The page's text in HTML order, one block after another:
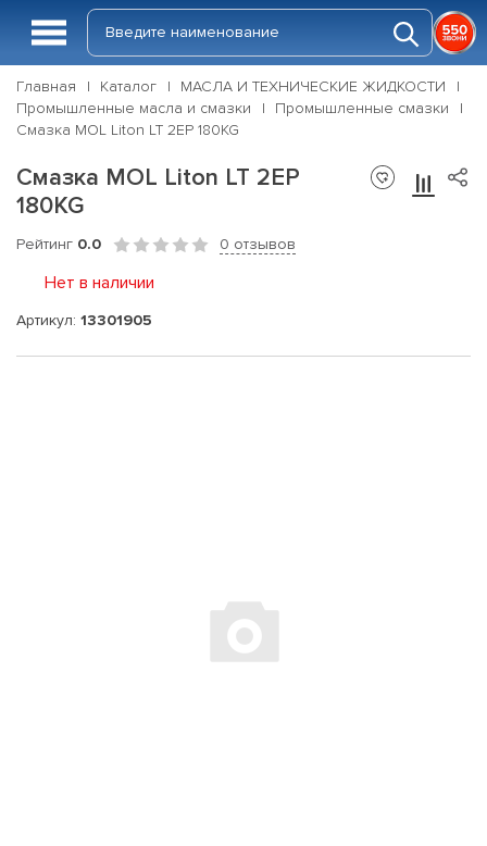
Главная Каталог
МАСЛА И ТЕХНИЧЕСКИЕ ЖИДКОСТИ
Промышленные масла и смазки
Промышленные смазки
Смазка MOL Liton LT 2EP 180KG
Смазка MOL Liton LT 2EP
180KG
Рейтинг 0.0 0 отзывов
Нет в наличии
Артикул: 13301905